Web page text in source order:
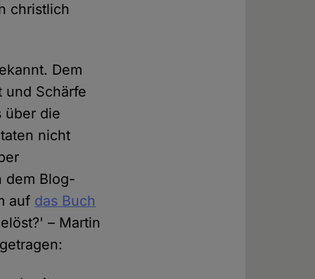
christlich
Dem
und Schärfe
über die
nicht
dem Blog-
auf das Buch
– Martin